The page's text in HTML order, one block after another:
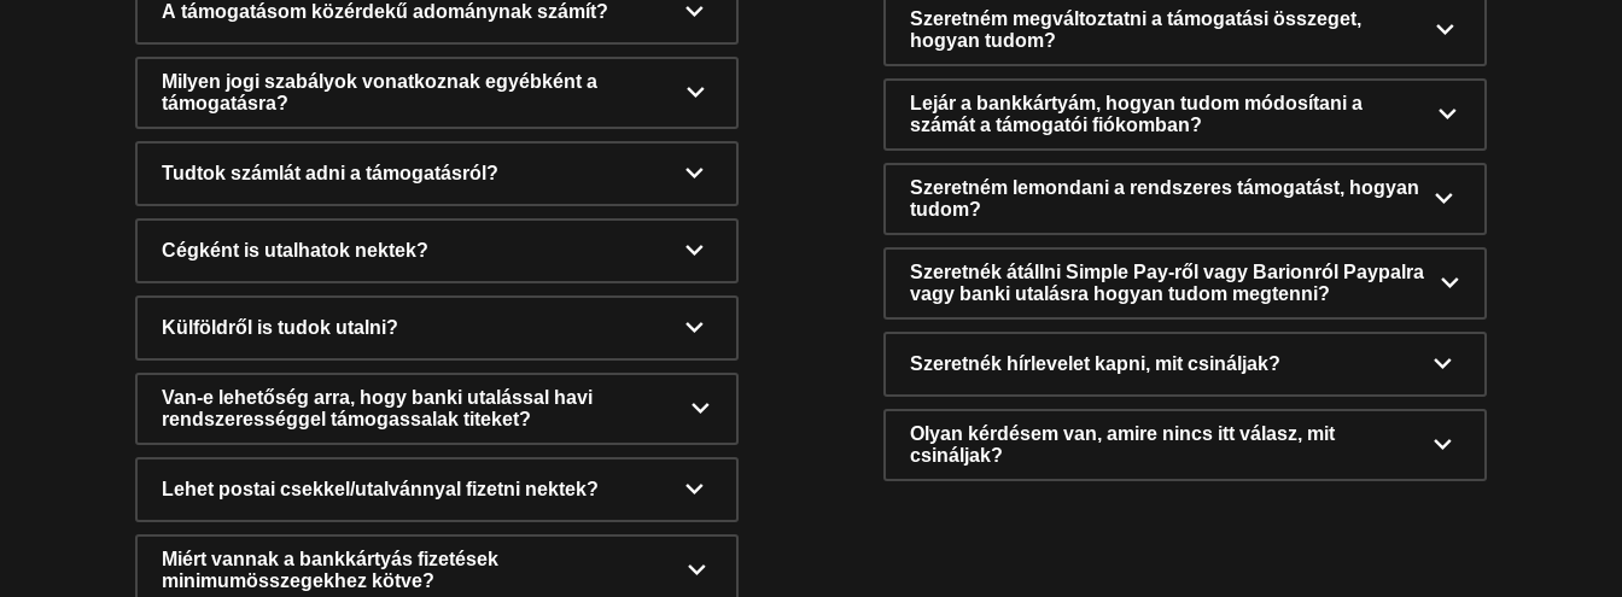
A támogatásom közérdekű adománynak számít?
Milyen jogi szabályok vonatkoznak egyébként a
támogatásra?
Tudtok számlát adni a támogatásról?
Cégként is utalhatok nektek?
Külföldről is tudok utalni?
Van-e lehetőség arra, hogy banki utalással havi
rendszerességgel támogassalak titeket?
Lehet postai csekkel/utalvánnyal fizetni nektek?
Miért vannak a bankkártyás fizetések
minimumösszegekhez kötve?
Szeretném megváltoztatni a támogatási összeget,
hogyan tudom?
Lejár a bankkártyám, hogyan tudom módosítani a
számát a támogatói fiókomban?
Szeretném lemondani a rendszeres támogatást, hogyan
tudom?
Szeretnék átállni Simple Pay-ről vagy Barionról Paypalra
vagy banki utalásra hogyan tudom megtenni?
Szeretnék hírlevelet kapni, mit csináljak?
Olyan kérdésem van, amire nincs itt válasz, mit
csináljak?